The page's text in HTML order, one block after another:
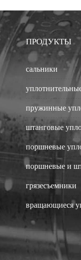
ПРОДУКТЫ
сальники
пружинные
штанговые
поршневые
поршневые и
грязесъемники
вращающиеся